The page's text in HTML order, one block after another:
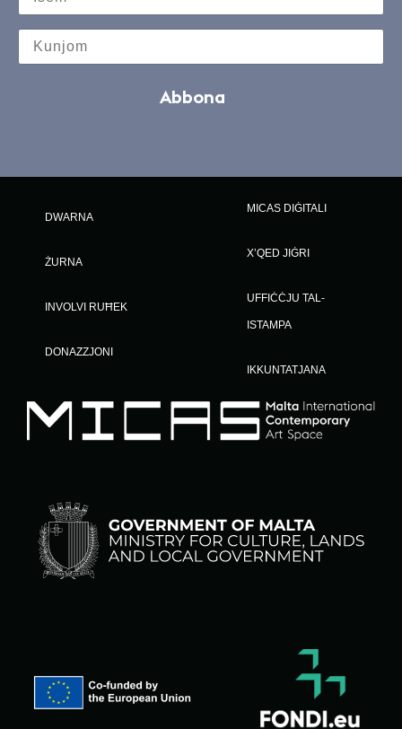
Abbona
DWARNA
ŻURNA
INVOLVI RUĦEK
DONAZZJONI
MICAS DIĠITALI
X’QED JIĠRI
UFFIĊĊJU TAL-
ISTAMPA
IKKUNTATJANA